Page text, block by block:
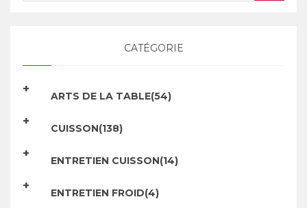
CATÉGORIE
ARTS DE LA TABLE(54)
CUISSON(138)
ENTRETIEN CUISSON(14)
ENTRETIEN FROID(4)